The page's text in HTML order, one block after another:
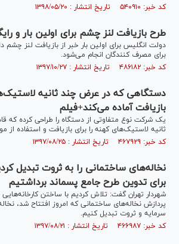
کد خبر: ۵۴۰۹۱۰ تاریخ انتشار : ۱۳۹۸/۰۵/۲۰
طرح بازیافت لنز چشم برای اولین بار و
دولت انگلیس برای اولین بار خبر از بازیافت لنز چشم
برای مصرف کنندگان انجام می‌شود.
کد خبر: ۴۸۶۱۸۲ تاریخ انتشار : ۱۳۹۷/۱۰/۲۷
دستگاهی که در عرض چند ثانیه
بازیافت آماده می‌کند+فیلم
یک شرکت نوع متفاوتی از دستگاه را طراحی کرده که
ثانیه لاستیک‌های کهنه را برای بازیافت و استفاده از
کد خبر: ۴۶۷۹۲۹ تاریخ انتشار : ۱۳۹۷/۰۸/۲۵
نخاله‌های ساختمانی را به ثروت تبدیل
برای تدوین طرح جامع پسماند برداشتیم
شهردار تهران گفت: تلاش کردیم با ساختن کارخانه‌هایی
پردازش نخاله‌های ساختمانی که امروز افتتاح شد،
سرمایه و ثروت تبدیل کنیم.
کد خبر: ۴۶۶۹۸۷ تاریخ انتشار : ۱۳۹۷/۰۸/۲۱